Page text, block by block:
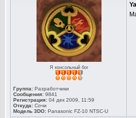
Я консольный бог
Группа: Разработчики
Сообщения: 9841
Регистрация: 04 дек 2009, 11:59
Откуда: Сочи
Модель 3DO: Panasonic FZ-10 NTSC-U